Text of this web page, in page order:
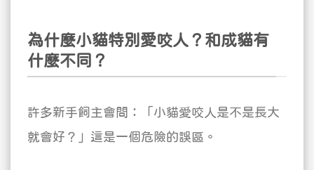
為什麼小貓特別愛咬人？和成貓有
什麼不同？
許多新手飼主會問：「小貓愛咬人是不是長大
就會好？」這是一個危險的誤區。